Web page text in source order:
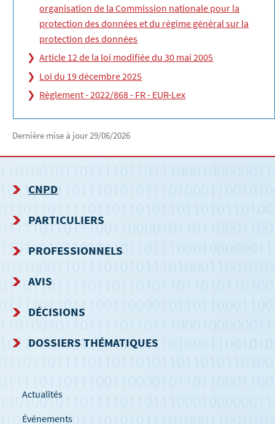
organisation de la Commission nationale pour la
protection des données et du régime général sur la
protection des données
Article 12 de la loi modifiée du 30 mai 2005
Loi du 19 décembre 2025
Règlement - 2022/868 - FR - EUR-Lex
Dernière mise à jour29/06/2026
MENU
DE
NAVIGATION
CNPD
PARTICULIERS
PROFESSIONNELS
AVIS
DÉCISIONS
DOSSIERS THÉMATIQUES
Actualités
Événements